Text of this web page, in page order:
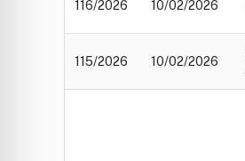
116/2026 10/02/2026
115/2026 10/02/2026